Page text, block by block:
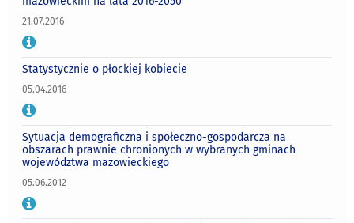
21.07.2016
Statystycznie o płockiej kobiecie
05.04.2016
Sytuacja demograficzna i społeczno-gospodarcza na
obszarach prawnie chronionych w wybranych gminach
województwa mazowieckiego
05.06.2012